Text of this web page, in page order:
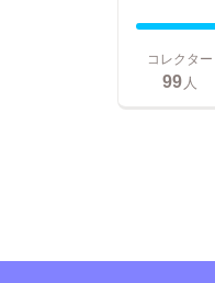
コレクター
99人